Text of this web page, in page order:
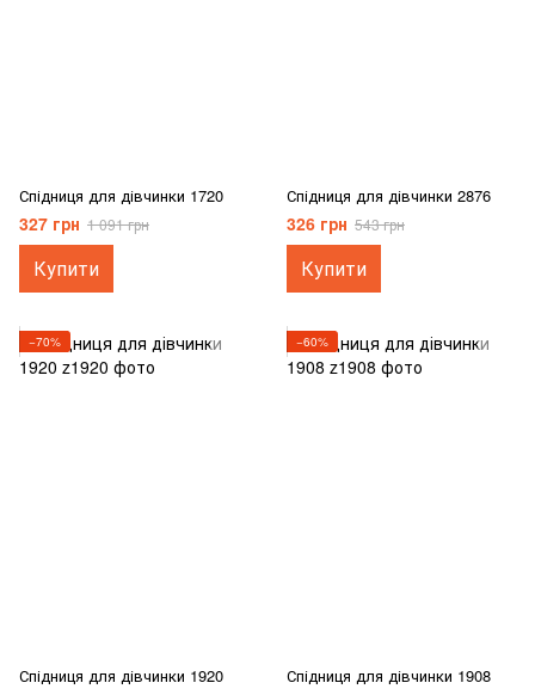
Спідниця для дівчинки 1720
327 грн 1 091 грн
Купити
Спідниця для дівчинки 2876
326 грн 543 грн
Купити
−70%
Спідниця для дівчинки 1920
−60%
Спідниця для дівчинки 1908